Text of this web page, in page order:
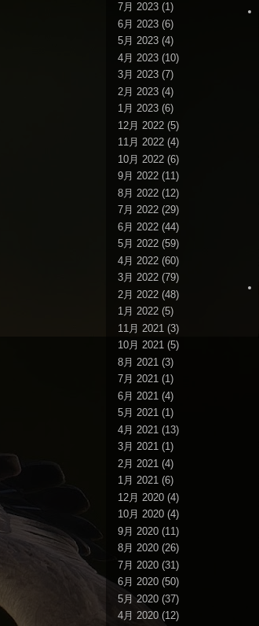
7月 2023 (1)
6月 2023 (6)
5月 2023 (4)
4月 2023 (10)
3月 2023 (7)
2月 2023 (4)
1月 2023 (6)
12月 2022 (5)
11月 2022 (4)
10月 2022 (6)
9月 2022 (11)
8月 2022 (12)
7月 2022 (29)
6月 2022 (44)
5月 2022 (59)
4月 2022 (60)
3月 2022 (79)
2月 2022 (48)
1月 2022 (5)
11月 2021 (3)
10月 2021 (5)
8月 2021 (3)
7月 2021 (1)
6月 2021 (4)
5月 2021 (1)
4月 2021 (13)
3月 2021 (1)
2月 2021 (4)
1月 2021 (6)
12月 2020 (4)
10月 2020 (4)
9月 2020 (11)
8月 2020 (26)
7月 2020 (31)
6月 2020 (50)
5月 2020 (37)
4月 2020 (12)